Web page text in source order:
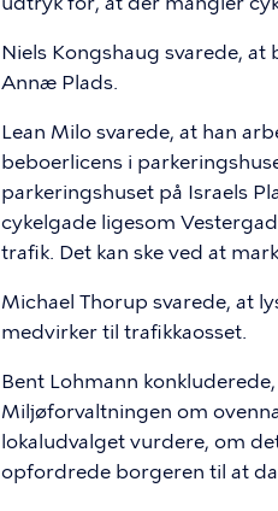
Niels Kongshaug svarede,
Annæ Plads.
Lean Milo svarede, at han
beboerlicens i
parkeringshuset på Israels
cykelgade ligesom
trafik. Det kan ske ved at
Michael Thorup svarede, at
medvirker til trafikkaosset.
Bent Lohmann
Miljøforvaltningen om
lokaludvalget vurdere, om
opfordrede borgeren til at